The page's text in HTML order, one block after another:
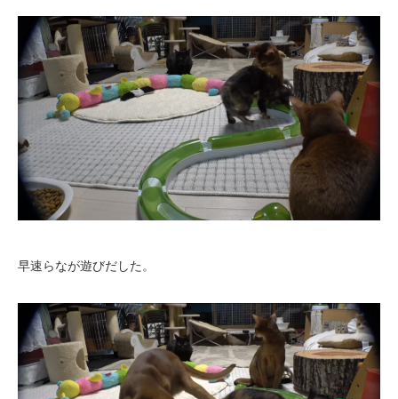
早速らなが遊びだした。